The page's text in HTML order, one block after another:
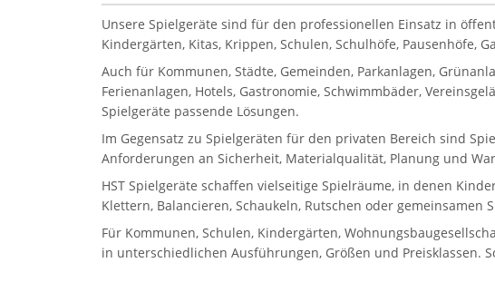
Unsere Spielgeräte sind für den professionellen Einsatz in
Kindergärten, Kitas, Krippen, Schulen, Schulhöfe, Pausenhöfe,
Auch für Kommunen, Städte, Gemeinden, Parkanlagen,
Ferienanlagen, Hotels, Gastronomie, Schwimmbäder,
Spielgeräte passende Lösungen.
Im Gegensatz zu Spielgeräten für den privaten Bereich sind
Anforderungen an Sicherheit, Materialqualität, Planung und
HST Spielgeräte schaffen vielseitige Spielräume, in denen
Klettern, Balancieren, Schaukeln, Rutschen oder
Für Kommunen, Schulen, Kindergärten,
in unterschiedlichen Ausführungen, Größen und Preisklassen.